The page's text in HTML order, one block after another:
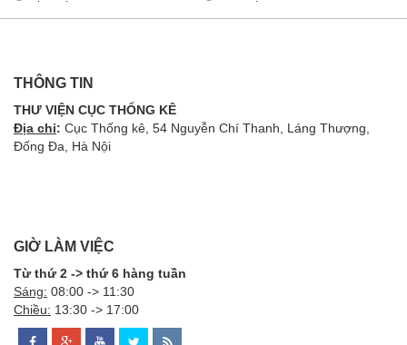
THÔNG TIN
THƯ VIỆN CỤC THỐNG KÊ
Địa chỉ: Cục Thống kê, 54 Nguyễn Chí Thanh, Láng Thượng,
Đống Đa, Hà Nội
GIỜ LÀM VIỆC
Từ thứ 2 -> thứ 6 hàng tuần
Sáng: 08:00 -> 11:30
Chiều: 13:30 -> 17:00